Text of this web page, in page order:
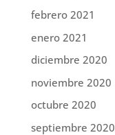
febrero 2021
enero 2021
diciembre 2020
noviembre 2020
octubre 2020
septiembre 2020